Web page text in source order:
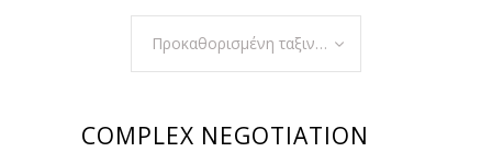
Προκαθορισμένη ταξινόμηση
ΕΓΓΡΑΦΗ
COMPLEX NEGOTIATION